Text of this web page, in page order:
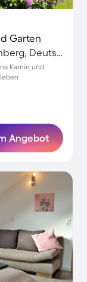
Garten
Bromskirchen, Waldeck-Frankenberg, Deutschland
Kamin und
Angebot